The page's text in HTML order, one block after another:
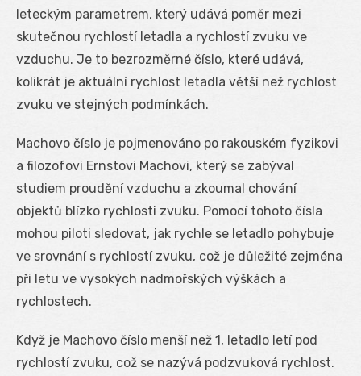
leteckým parametrem, který udává poměr mezi
skutečnou rychlostí letadla a rychlostí zvuku ve
vzduchu. Je to bezrozměrné číslo, které udává,
kolikrát je aktuální rychlost letadla větší než rychlost
zvuku ve stejných podmínkách.
Machovo číslo je pojmenováno po rakouském fyzikovi
a filozofovi Ernstovi Machovi, který se zabýval
studiem proudění vzduchu a zkoumal chování
objektů blízko rychlosti zvuku. Pomocí tohoto čísla
mohou piloti sledovat, jak rychle se letadlo pohybuje
ve srovnání s rychlostí zvuku, což je důležité zejména
při letu ve vysokých nadmořských výškách a
rychlostech.
Když je Machovo číslo menší než 1, letadlo letí pod
rychlostí zvuku, což se nazývá podzvuková rychlost.